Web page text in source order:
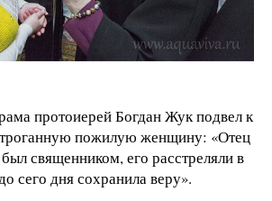
протоиерей Богдан Жук подвел к
пожилую женщину: «Отец
священником, его расстреляли в
сего дня сохранила веру».